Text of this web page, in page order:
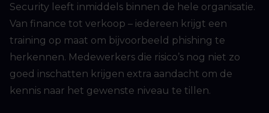
Security leeft inmiddels binnen de hele organisatie.
Van finance tot verkoop – iedereen krijgt een
training op maat om bijvoorbeeld phishing te
herkennen. Medewerkers die risico’s nog niet zo
goed inschatten krijgen extra aandacht om de
kennis naar het gewenste niveau te tillen.